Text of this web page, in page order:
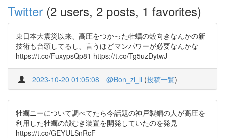
Twitter (2 users, 2 posts, 1 favorites)
東日本大震災以来、高圧をつかった牡蠣の殻向きなんかの新
技術も台頭してるし、言うほどマンパワーが必要なんかな
https://t.co/FuxypsQp81 https://t.co/Tg5uzDytwJ
2023-10-20 01:05:08 @Bon_zi_li (投稿一覧)
牡蠣ニーについて調べてたら今話題の神戸製鋼の人が高圧を
利用した牡蠣の殻むき装置を開発していたのを発見
https://t.co/GEYULSnRcF